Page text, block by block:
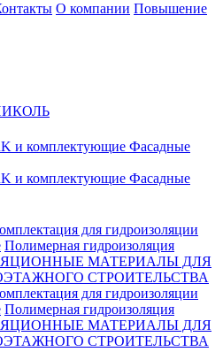
О компании Повышение
и комплектующие Фасадные
и комплектующие Фасадные
для гидроизоляции
Полимерная гидроизоляция
МАТЕРИАЛЫ ДЛЯ
СТРОИТЕЛЬСТВА
для гидроизоляции
Полимерная гидроизоляция
МАТЕРИАЛЫ ДЛЯ
СТРОИТЕЛЬСТВА